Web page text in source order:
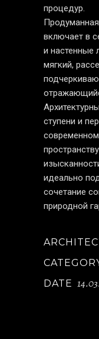
процедур.
включает в
и настенные
мягкий,
ступени и
идеально
сочетание
природной
DATE